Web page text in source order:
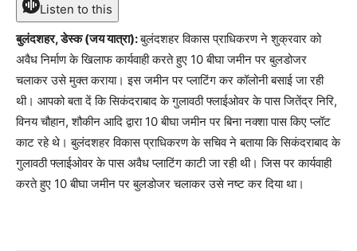
Listen to this
बुलंदशहर, डेस्क (जय यात्रा):बुलंदशहर विकास प्राधिकरण ने शुक्रवार को
अवैध निर्माण के खिलाफ कार्यवाही करते हुए 10 बीघा जमीन पर बुलडोजर
चलाकर उसे मुक्त कराया। इस जमीन पर प्लाटिंग कर कॉलोनी बसाई जा रही
थी। आपको बता दें कि सिकंदराबाद के गुलावठी फ्लाईओवर के पास जितेंद्र निरि,
विनय चौहान, शौकीन आदि द्वारा 10 बीघा जमीन पर बिना नक्शा पास किए प्लॉट
काट रहे थे। बुलंदशहर विकास प्राधिकरण के सचिव ने बताया कि सिकंदराबाद के
गुलावठी फ्लाईओवर के पास अवैध प्लाटिंग काटी जा रही थी। जिस पर कार्यवाही
करते हुए 10 बीघा जमीन पर बुलडोजर चलाकर उसे नष्ट कर दिया था।